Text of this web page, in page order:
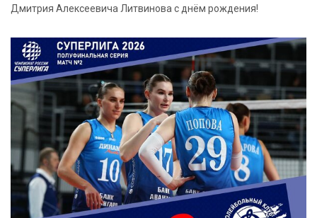
Дмитрия Алексеевича Литвинова с днём рождения!